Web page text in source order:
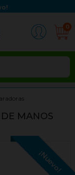
0
MANOS
¡Nuevo!